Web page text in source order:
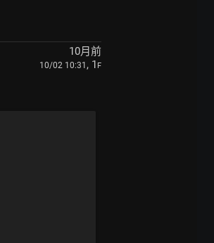
10月前
10/02 10:31 , 1 F